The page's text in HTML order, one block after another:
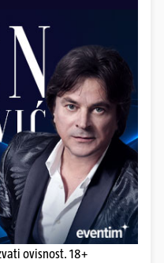
ovisnost. 18+